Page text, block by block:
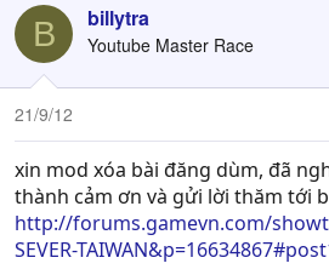
B billytra
Youtube Master Race
21/9/12
xin mod xóa bài đăng dùm, đã
thành cảm ơn và gửi lời thăm tới
http://forums.gamevn.com/
SEVER-